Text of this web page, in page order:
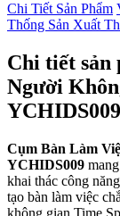
Chi Tiết Sản Phẩm
Thống Sản Xuất
Chi tiết sản
Người
YCHIDS009
Cụm Bàn Làm
YCHIDS009
khai thác công
tạo bàn làm việc
không gian Time